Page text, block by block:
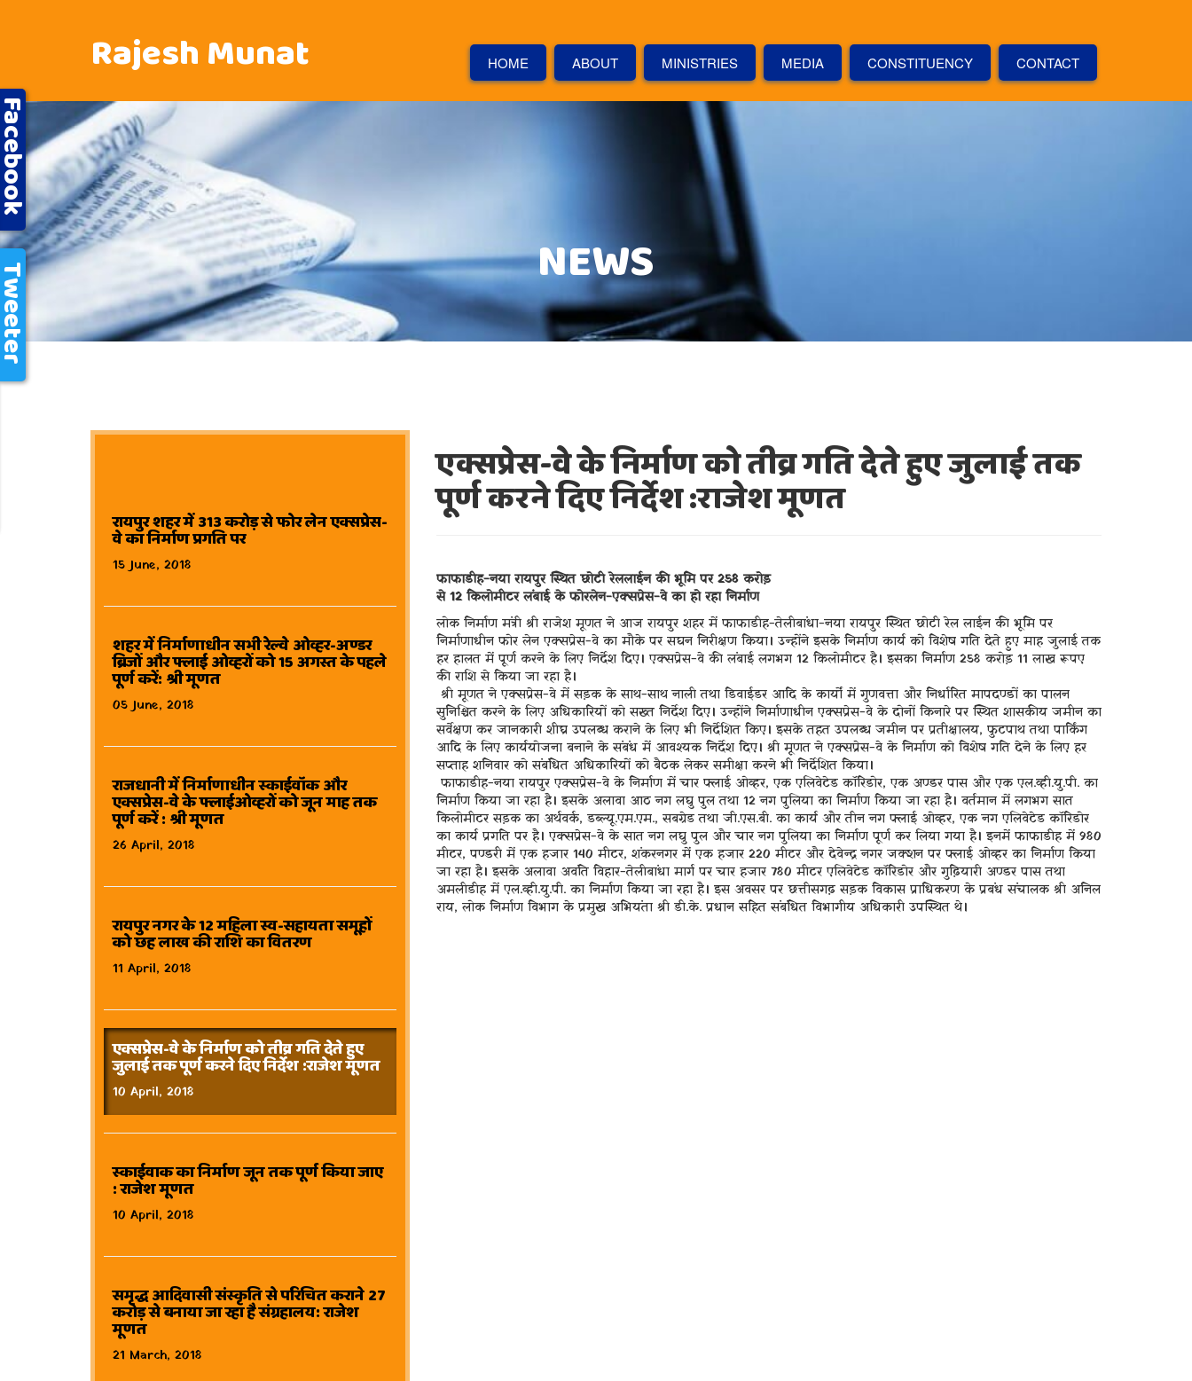
Rajesh Munat HOME ABOUT MINISTRIES MEDIA CONSTITUENCY CONTACT
NEWS
रायपुर शहर में 313 करोड़ से फोर लेन एक्सप्रेस-
वे का निर्माण प्रगति पर
15 June, 2018
शहर में निर्माणाधीन सभी रेल्वे ओव्हर-अण्डर
ब्रिजों और फ्लाई ओव्हरों को 15 अगस्त के पहले
पूर्ण करें: श्री मूणत
05 June, 2018
राजधानी में निर्माणाधीन स्काईवॉक और
एक्सप्रेस-वे के फ्लाईओव्हरों को जून माह तक
पूर्ण करें : श्री मूणत
26 April, 2018
रायपुर नगर के 12 महिला स्व-सहायता समूहों
को छह लाख की राशि का वितरण
11 April, 2018
एक्सप्रेस-वे के निर्माण को तीव्र गति देते हुए
जुलाई तक पूर्ण करने दिए निर्देश :राजेश मूणत
10 April, 2018
स्काईवाक का निर्माण जून तक पूर्ण किया जाए
: राजेश मूणत
10 April, 2018
समृद्ध आदिवासी संस्कृति से परिचित कराने 27
करोड़ से बनाया जा रहा है संग्रहालय: राजेश
मूणत
21 March, 2018
एक्सप्रेस-वे के निर्माण को तीव्र गति देते हुए जुलाई तक
पूर्ण करने दिए निर्देश :राजेश मूणत
फाफाडीह-नया रायपुर स्थित छोटी रेललाईन की भूमि पर 258 करोड़
से 12 किलोमीटर लंबाई के फोरलेन-एक्सप्रेस-वे का हो रहा निर्माण
लोक निर्माण मंत्री श्री राजेश मूणत ने आज रायपुर शहर में फाफाडीह-तेलीबांधा-नया रायपुर स्थित छोटी रेल लाईन की भूमि पर
निर्माणाधीन फोर लेन एक्सप्रेस-वे का मौके पर सघन निरीक्षण किया। उन्होंने इसके निर्माण कार्य को विशेष गति देते हुए माह जुलाई तक
हर हालत में पूर्ण करने के लिए निर्देश दिए। एक्सप्रेस-वे की लंबाई लगभग 12 किलोमीटर है। इसका निर्माण 258 करोड़ 11 लाख रूपए
की राशि से किया जा रहा है।
श्री मूणत ने एक्सप्रेस-वे में सड़क के साथ-साथ नाली तथा डिवाईडर आदि के कार्यों में गुणवत्ता और निर्धारित मापदण्डों का पालन
सुनिश्चित करने के लिए अधिकारियों को सख्त निर्देश दिए। उन्होंने निर्माणाधीन एक्सप्रेस-वे के दोनों किनारे पर स्थित शासकीय जमीन का
सर्वेक्षण कर जानकारी शीघ्र उपलब्ध कराने के लिए भी निर्देशित किए। इसके तहत उपलब्ध जमीन पर प्रतीक्षालय, फुटपाथ तथा पार्किंग
आदि के लिए कार्ययोजना बनाने के संबंध में आवश्यक निर्देश दिए। श्री मूणत ने एक्सप्रेस-वे के निर्माण को विशेष गति देने के लिए हर
सप्ताह शनिवार को संबंधित अधिकारियों को बैठक लेकर समीक्षा करने भी निर्देशित किया।
फाफाडीह-नया रायपुर एक्सप्रेस-वे के निर्माण में चार फ्लाई ओव्हर, एक एलिवेटेड कॉरिडोर, एक अण्डर पास और एक एल.व्ही.यु.पी. का
निर्माण किया जा रहा है। इसके अलावा आठ नग लघु पुल तथा 12 नग पुलिया का निर्माण किया जा रहा है। वर्तमान में लगभग सात
किलोमीटर सड़क का अर्थवर्क, डब्ल्यू.एम.एम., सबग्रेड तथा जी.एस.बी. का कार्य और तीन नग फ्लाई ओव्हर, एक नग एलिवेटेड कॉरिडोर
का कार्य प्रगति पर है। एक्सप्रेस-वे के सात नग लघु पुल और चार नग पुलिया का निर्माण पूर्ण कर लिया गया है। इनमें फाफाडीह में 980
मीटर, पण्डरी में एक हजार 140 मीटर, शंकरनगर में एक हजार 220 मीटर और देवेन्द्र नगर जक्शन पर फ्लाई ओव्हर का निर्माण किया
जा रहा है। इसके अलावा अवंति विहार-तेलीबांधा मार्ग पर चार हजार 780 मीटर एलिवेटेड कॉरिडोर और गुढ़ियारी अण्डर पास तथा
अमलीडीह में एल.व्ही.यु.पी. का निर्माण किया जा रहा है। इस अवसर पर छत्तीसगढ़ सड़क विकास प्राधिकरण के प्रबंध संचालक श्री अनिल
राय, लोक निर्माण विभाग के प्रमुख अभियंता श्री डी.के. प्रधान सहित संबंधित विभागीय अधिकारी उपस्थित थे।